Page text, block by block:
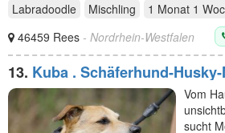
Labradoodle Mischling 1 Monat 1
46459 Rees - Nordrhein-Westfalen
13. Kuba . Schäferhund-
91616 Neusitz auf seine
Vom
sucht